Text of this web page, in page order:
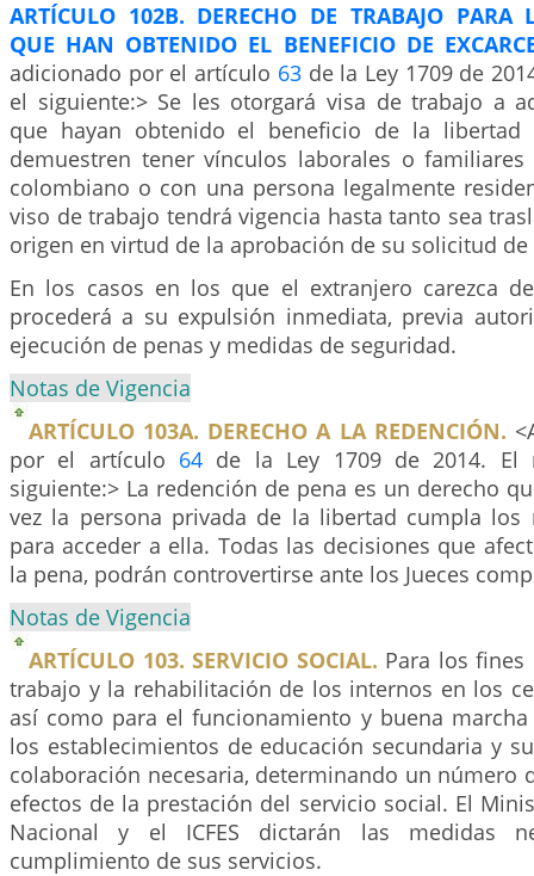
ARTÍCULO 102B. DERECHO DE TRABAJO PARA
QUE HAN OBTENIDO EL BENEFICIO DE
adicionado por el artículo 63de la Ley 1709 de
el siguiente:> Se les otorgará visa de trabajo a
que hayan obtenido el beneficio de la libertad
demuestren tener vínculos laborales o
colombiano o con una persona legalmente
viso de trabajo tendrá vigencia hasta tanto sea
origen en virtud de la aprobación de su solicitud
En los casos en los que el extranjero carezca
procederá a su expulsión inmediata, previa
ejecución de penas y medidas de seguridad.
Notas de Vigencia
ARTÍCULO 103A. DERECHO A LA REDENCIÓN.
por el artículo 64 de la Ley 1709 de 2014. El
siguiente:> La redención de pena es un derecho
vez la persona privada de la libertad cumpla los
para acceder a ella. Todas las decisiones que
la pena, podrán controvertirse ante los Jueces
Notas de Vigencia
ARTÍCULO 103. SERVICIO SOCIAL. Para los fines
trabajo y la rehabilitación de los internos en los
así como para el funcionamiento y buena
los establecimientos de educación secundaria y
colaboración necesaria, determinando un número
efectos de la prestación del servicio social. El
Nacional y el ICFES dictarán las medidas
cumplimiento de sus servicios.